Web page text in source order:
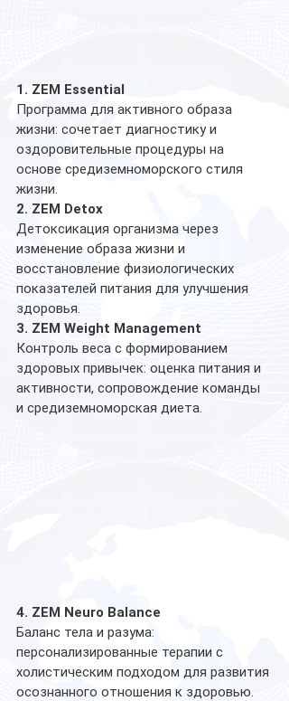
1. ZEM Essential
Программа для активного образа
жизни: сочетает диагностику и
оздоровительные процедуры на
основе средиземноморского стиля
жизни.
2. ZEM Detox
Детоксикация организма через
изменение образа жизни и
восстановление физиологических
показателей питания для улучшения
здоровья.
3. ZEM Weight Management
Контроль веса с формированием
здоровых привычек: оценка питания и
активности, сопровождение команды
и средиземноморская диета.
4. ZEM Neuro Balance
Баланс тела и разума:
персонализированные терапии с
холистическим подходом для развития
осознанного отношения к здоровью.